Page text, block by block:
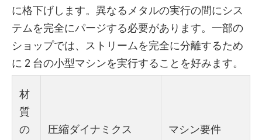
に格下げします。異なるメタルの実行の間にシス
テムを完全にパージする必要があります。一部の
ショップでは、ストリームを完全に分離するため
に 2 台の小型マシンを実行することを好みます。
材
質
の
圧縮ダイナミクス マシン要件